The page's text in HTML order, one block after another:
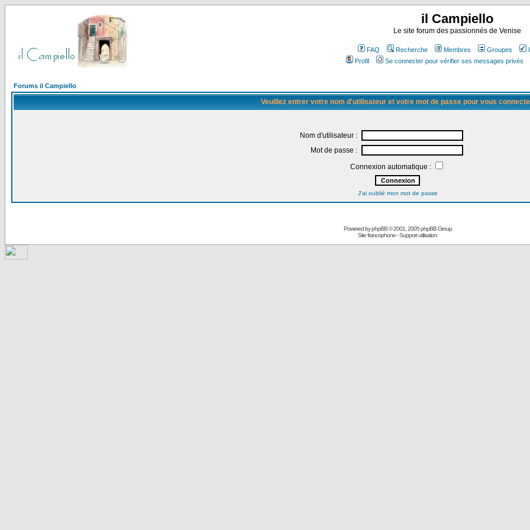
il Campiello
Le site forum des passionnés de Venise
FAQ Recherche Membres Groupes
Profil
Se connecter pour vérifier ses messages privés
Forums il Campiello
Veuillez entrer votre nom d'utilisateur et votre mot de passe pour vous
Nom d'utilisateur :
Mot de passe :
Connexion automatique :
J'ai oublié mon mot de passe
Powered byphpBB© 2001, 2005 phpBB Group
Site francophone-Support utilisation